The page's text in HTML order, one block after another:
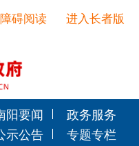
进入长者版
碍阅读
阳要闻
政务服务
示公告
专题专栏